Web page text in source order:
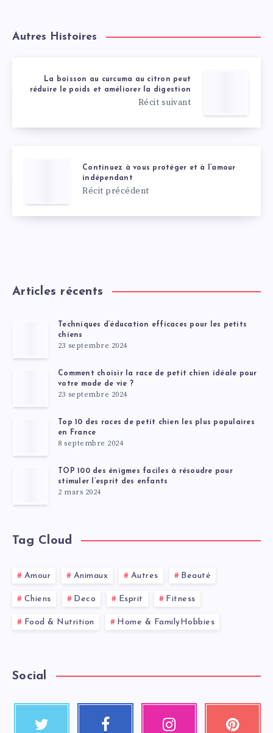
Autres Histoires
La boisson au curcuma au citron peut
réduire le poids et améliorer la digestion
Récit suivant
Continuez à vous protéger et à l’amour
indépendant
Récit précédent
Articles récents
Techniques d’éducation efficaces pour les petits
chiens
23 septembre 2024
Comment choisir la race de petit chien idéale pour
votre mode de vie ?
23 septembre 2024
Top 10 des races de petit chien les plus populaires
en France
8 septembre 2024
TOP 100 des énigmes faciles à résoudre pour
stimuler l’esprit des enfants
2 mars 2024
Tag Cloud
Amour Animaux Autres Beauté
Chiens Deco Esprit Fitness
Food & Nutrition Home & FamilyHobbies
Social